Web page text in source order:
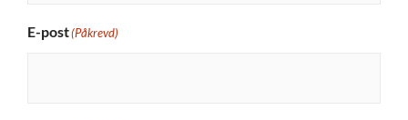
E-post(Påkrevd)